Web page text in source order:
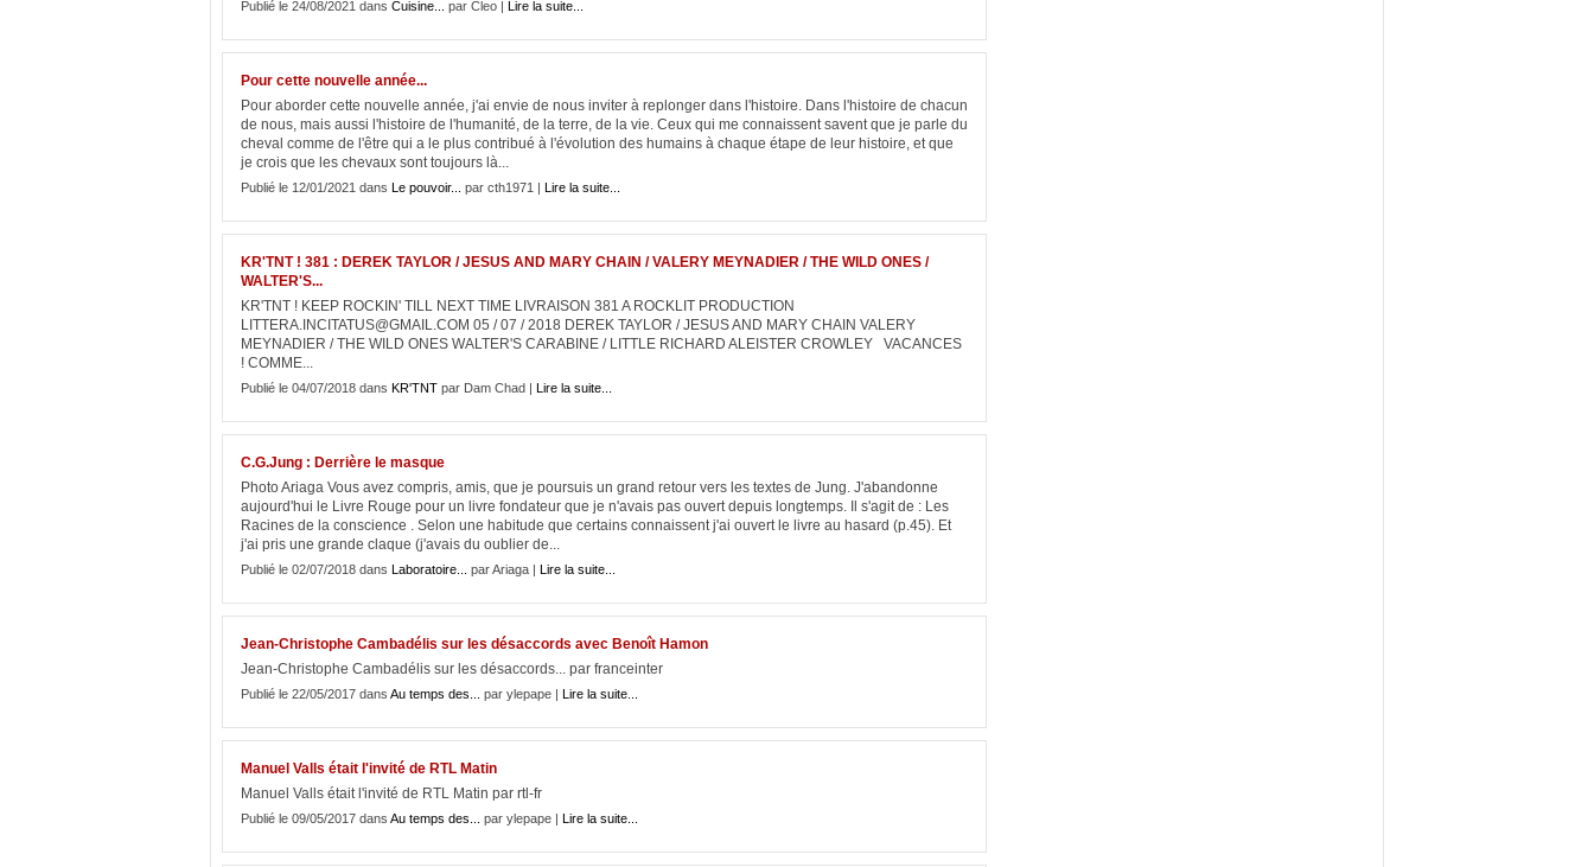
Publié le 24/08/2021 dans Cuisine... par Cleo | Lire la suite...
Pour cette nouvelle année...
Pour aborder cette nouvelle année, j'ai envie de nous inviter à replonger dans l'histoire. Dans l'histoire de chacun
de nous, mais aussi l'histoire de l'humanité, de la terre, de la vie. Ceux qui me connaissent savent que je parle du
cheval comme de l'être qui a le plus contribué à l'évolution des humains à chaque étape de leur histoire, et que
je crois que les chevaux sont toujours là...
Publié le 12/01/2021 dans Le pouvoir... par cth1971 | Lire la suite...
KR'TNT ! 381 : DEREK TAYLOR / JESUS AND MARY CHAIN / VALERY MEYNADIER / THE WILD ONES /
WALTER'S...
KR'TNT ! KEEP ROCKIN' TILL NEXT TIME LIVRAISON 381 A ROCKLIT PRODUCTION
LITTERA.INCITATUS@GMAIL.COM 05 / 07 / 2018 DEREK TAYLOR / JESUS AND MARY CHAIN VALERY
MEYNADIER / THE WILD ONES WALTER'S CARABINE / LITTLE RICHARD ALEISTER CROWLEY VACANCES
! COMME...
Publié le 04/07/2018 dans KR'TNT par Dam Chad | Lire la suite...
C.G.Jung : Derrière le masque
Photo Ariaga Vous avez compris, amis, que je poursuis un grand retour vers les textes de Jung. J'abandonne
aujourd'hui le Livre Rouge pour un livre fondateur que je n'avais pas ouvert depuis longtemps. Il s'agit de : Les
Racines de la conscience . Selon une habitude que certains connaissent j'ai ouvert le livre au hasard (p.45). Et
j'ai pris une grande claque (j'avais du oublier de...
Publié le 02/07/2018 dans Laboratoire... par Ariaga | Lire la suite...
Jean-Christophe Cambadélis sur les désaccords avec Benoît Hamon
Jean-Christophe Cambadélis sur les désaccords... par franceinter
Publié le 22/05/2017 dans Au temps des... par ylepape | Lire la suite...
Manuel Valls était l'invité de RTL Matin
Manuel Valls était l'invité de RTL Matin par rtl-fr
Publié le 09/05/2017 dans Au temps des... par ylepape | Lire la suite...